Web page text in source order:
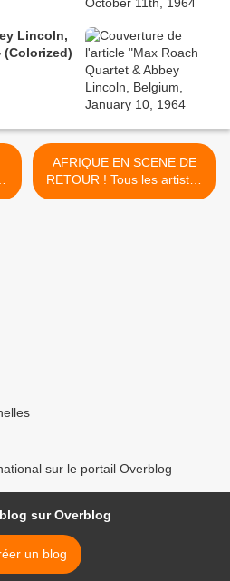
Lincoln,
(Colorized)
AFRIQUE EN SCENE DE
RETOUR ! Tous les artistes
d'Afrique en scène vous
sur le portail Overblog
sur Overblog
un blog